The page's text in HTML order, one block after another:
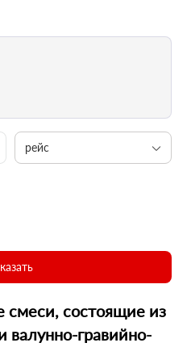
рейс
смеси, состоящие из
валунно-гравийно-